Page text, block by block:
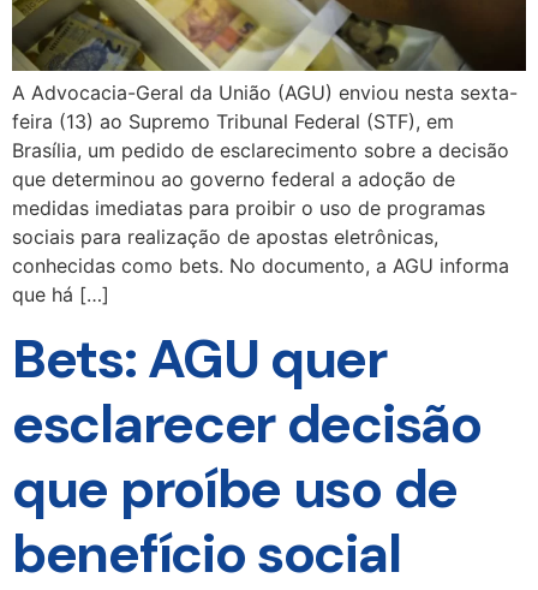
A Advocacia-Geral da União (AGU) enviou nesta sexta-
feira (13) ao Supremo Tribunal Federal (STF), em
Brasília, um pedido de esclarecimento sobre a decisão
que determinou ao governo federal a adoção de
medidas imediatas para proibir o uso de programas
sociais para realização de apostas eletrônicas,
conhecidas como bets. No documento, a AGU informa
que há […]
Bets: AGU quer
esclarecer decisão
que proíbe uso de
benefício social